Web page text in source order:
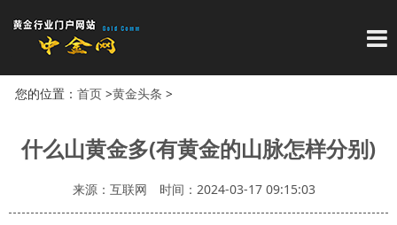
导
您的位置： 首页>黄金头条 >
什么山黄金多(有黄金的山脉怎样分别)
来源：互联网 时间：2024-03-17 09:15:03